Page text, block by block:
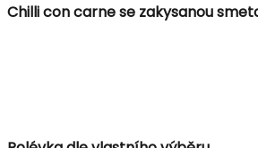
Chilli con carne se zakysanou